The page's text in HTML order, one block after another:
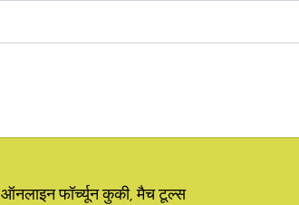
फॉर्च्यून कुकी, मैच टूल्स